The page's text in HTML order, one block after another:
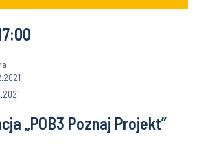
„POB3 Poznaj Projekt”